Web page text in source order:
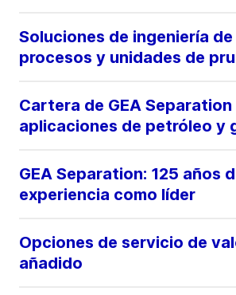
Soluciones de ingeniería de
procesos y unidades de
Cartera de GEA Separation
aplicaciones de petróleo y
GEA Separation: 125 años
experiencia como líder
Opciones de servicio de
añadido